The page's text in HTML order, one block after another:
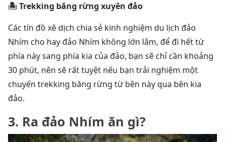
🏝 Trekking băng rừng xuyên đảo
Các tín đồ xê dịch chia sẻ kinh nghiệm du lịch đảo
Nhím cho hay đảo Nhím không lớn lắm, để đi hết từ
phía này sang phía kia của đảo, bạn sẽ chỉ cần khoảng
30 phút, nên sẽ rất tuyệt nếu bạn trải nghiệm một
chuyến trekking băng rừng từ bên này qua bên kia
đảo.
3. Ra đảo Nhím ăn gì?